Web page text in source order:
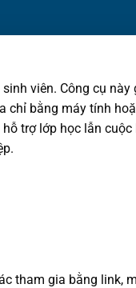
viên. Công cụ này
chỉ bằng máy tính
trợ lớp học lẫn cuộc
tham gia bằng link,